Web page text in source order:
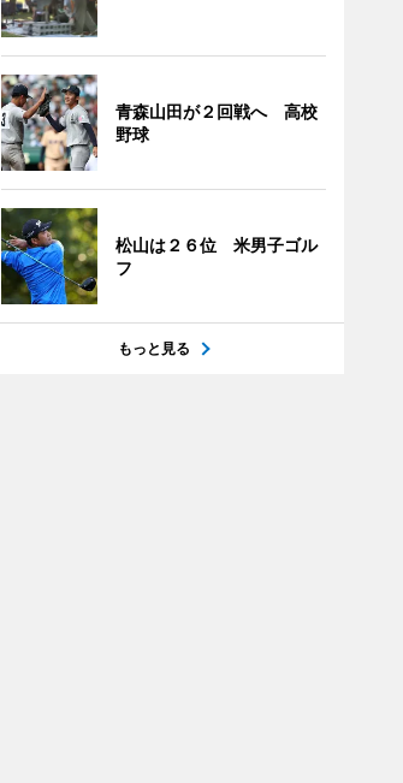
青森山田が２回戦へ 高校
野球
松山は２６位 米男子ゴル
フ
もっと見る